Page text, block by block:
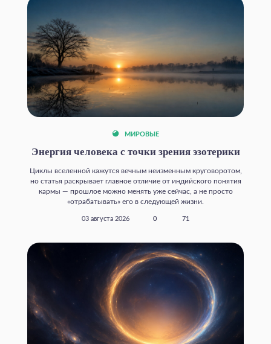
МИРОВЫЕ
Энергия человека с точки зрения эзотерики
Циклы вселенной кажутся вечным неизменным круговоротом,
но статья раскрывает главное отличие от индийского понятия
кармы — прошлое можно менять уже сейчас, а не просто
«отрабатывать» его в следующей жизни.
03 августа 2026 0 71